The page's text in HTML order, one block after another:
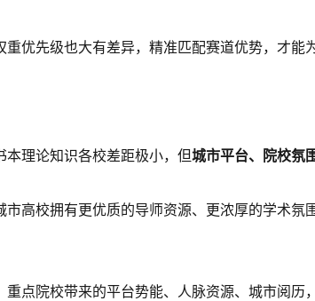
优先级也大有差异，精准匹配赛道优势，才能
理论知识各校差距极小，但城市平台、院校氛
高校拥有更优质的导师资源、更浓厚的学术氛
点院校带来的平台势能、人脉资源、城市阅历